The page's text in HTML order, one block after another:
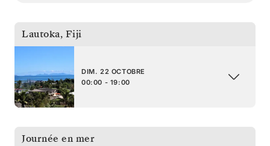
Lautoka, Fiji
DIM. 22 OCTOBRE
00:00 - 19:00
Journée en mer